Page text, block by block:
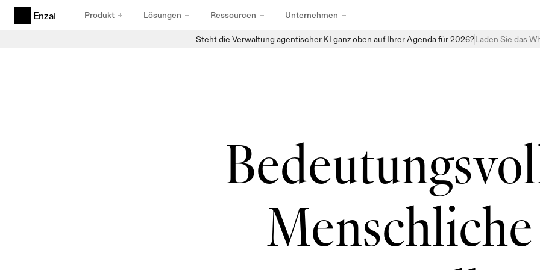
Steht die Verwaltung agentischer KI ganz oben auf Ihrer Agenda für 2026?Laden Sie das
Enzai Produkt Lösungen Ressourcen Unternehmen
Innovation zu verlangsamen.
Menschliche